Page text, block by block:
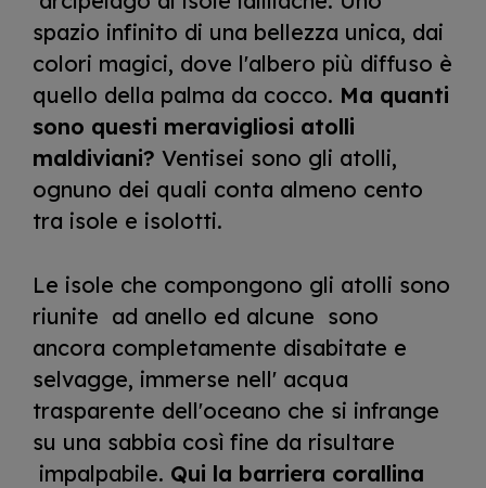
spazio infinito di una bellezza unica, dai
colori magici, dove l'albero più diffuso è
quello della palma da cocco. Ma quanti
sono questi meravigliosi atolli
maldiviani? Ventisei sono gli atolli,
ognuno dei quali conta almeno cento
tra isole e isolotti.
Le isole che compongono gli atolli sono
riunite ad anello ed alcune sono
ancora completamente disabitate e
selvagge, immerse nell' acqua
trasparente dell'oceano che si infrange
su una sabbia così fine da risultare
impalpabile. Qui la barriera corallina